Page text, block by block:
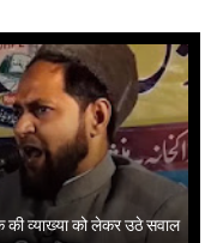
की व्याख्या को लेकर उठे सवाल